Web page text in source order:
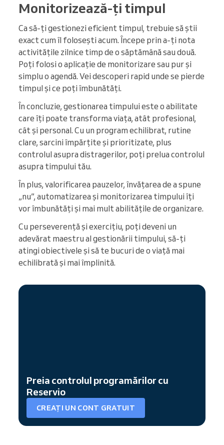
Monitorizează-ți timpul
Ca să-ți gestionezi eficient timpul, trebuie să știi
exact cum îl folosești acum. Începe prin a-ți nota
activitățile zilnice timp de o săptămână sau două.
Poți folosi o aplicație de monitorizare sau pur și
simplu o agendă. Vei descoperi rapid unde se pierde
timpul și ce poți îmbunătăți.
În concluzie, gestionarea timpului este o abilitate
care îți poate transforma viața, atât profesional,
cât și personal. Cu un program echilibrat, rutine
clare, sarcini împărțite și prioritizate, plus
controlul asupra distragerilor, poți prelua controlul
asupra timpului tău.
În plus, valorificarea pauzelor, învățarea de a spune
„nu”, automatizarea și monitorizarea timpului îți
vor îmbunătăți și mai mult abilitățile de organizare.
Cu perseverență și exercițiu, poți deveni un
adevărat maestru al gestionării timpului, să-ți
atingi obiectivele și să te bucuri de o viață mai
echilibrată și mai împlinită.
Preia controlul programărilor cu
Reservio
CREAȚI UN CONT GRATUIT